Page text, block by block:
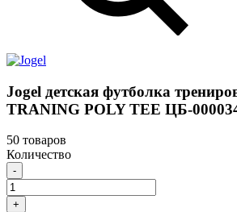
Jogel детская футболка
TRANING POLY TEE ЦБ-
50 товаров
Количество
-
+